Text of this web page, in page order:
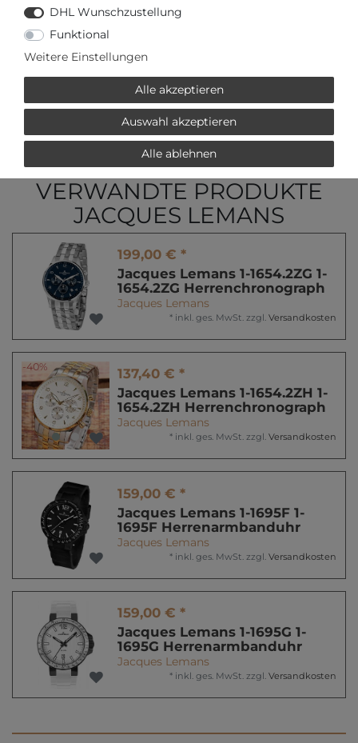
mehr Informationen zum Ratenkauf
* inkl. ges. MwSt. zzgl.Versandkosten
VERWANDTE PRODUKTE
JACQUES LEMANS
199,00 € *
Jacques Lemans 1-1654.2ZG 1-
1654.2ZG Herrenchronograph
Jacques Lemans
* inkl. ges. MwSt. zzgl. Versandkosten
-40%
137,40 € *
Jacques Lemans 1-1654.2ZH 1-
1654.2ZH Herrenchronograph
Jacques Lemans
* inkl. ges. MwSt. zzgl. Versandkosten
159,00 € *
Jacques Lemans 1-1695F 1-
1695F Herrenarmbanduhr
Jacques Lemans
* inkl. ges. MwSt. zzgl. Versandkosten
159,00 € *
Jacques Lemans 1-1695G 1-
1695G Herrenarmbanduhr
Jacques Lemans
* inkl. ges. MwSt. zzgl. Versandkosten
DHL Wunschzustellung
Funktional
Weitere Einstellungen
Alle akzeptieren
Auswahl akzeptieren
Alle ablehnen